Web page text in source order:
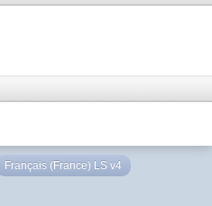
Français (France) LS v4